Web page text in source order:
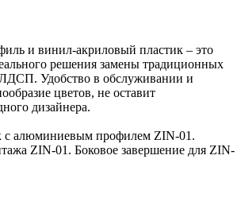
и винил-акриловый пластик – это
решения замены традиционных
Удобство в обслуживании и
цветов, не оставит
дизайнера.
с алюминиевым профилем ZIN-01.
ZIN-01. Боковое завершение для ZIN-